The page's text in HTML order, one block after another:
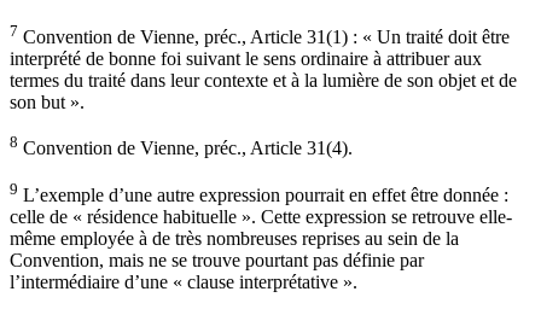
7 Convention de Vienne, préc., Article 31(1) : « Un traité doit être
interprété de bonne foi suivant le sens ordinaire à attribuer aux
termes du traité dans leur contexte et à la lumière de son objet et de
son but ».
8 Convention de Vienne, préc., Article 31(4).
9 L’exemple d’une autre expression pourrait en effet être donnée :
celle de « résidence habituelle ». Cette expression se retrouve elle-
même employée à de très nombreuses reprises au sein de la
Convention, mais ne se trouve pourtant pas définie par
l’intermédiaire d’une « clause interprétative ».